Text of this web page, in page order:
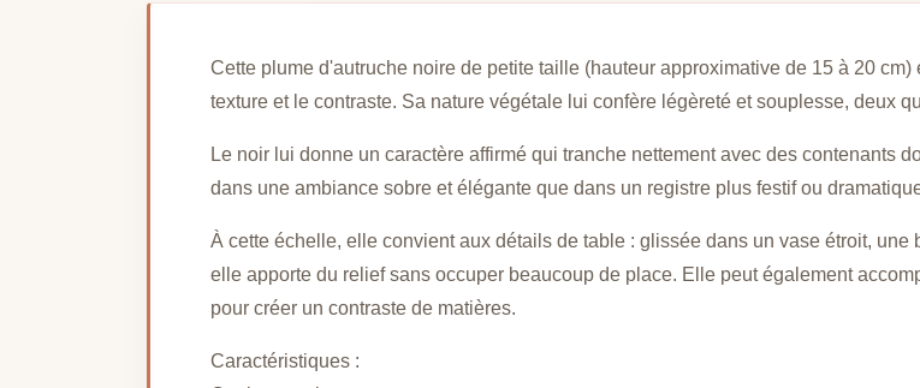
Cette plume d'autruche noire de petite taille (hauteur approximative de 15 à 20
texture et le contraste. Sa nature végétale lui confère légèreté et souplesse, deux
Le noir lui donne un caractère affirmé qui tranche nettement avec des contenants
dans une ambiance sobre et élégante que dans un registre plus festif ou
À cette échelle, elle convient aux détails de table : glissée dans un vase étroit,
elle apporte du relief sans occuper beaucoup de place. Elle peut également
pour créer un contraste de matières.
Caractéristiques :